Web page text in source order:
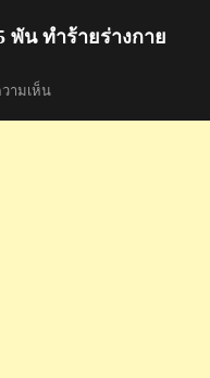
พัน ทำร้ายร่างกาย
ามเห็นบน